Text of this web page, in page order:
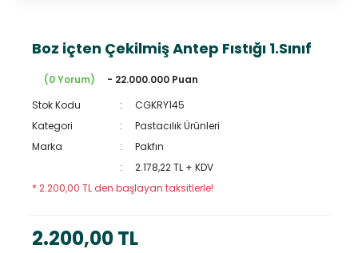
Boz içten Çekilmiş Antep Fıstığı 1.Sınıf
(0 Yorum)
- 22.000.000 Puan
Stok Kodu
CGKRY145
Kategori
Pastacılık Ürünleri
Marka
Pakfın
2.178,22 TL + KDV
* 2.200,00 TL den başlayan taksitlerle!
2.200,00 TL